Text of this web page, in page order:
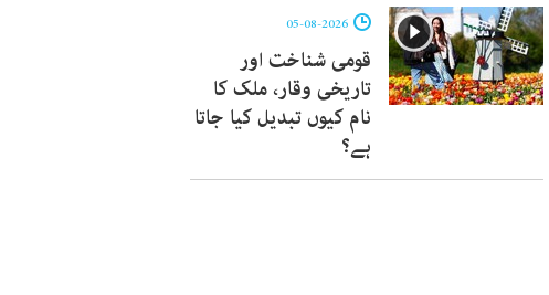
قومی شناخت اور
تاریخی وقار، ملک کا
نام کیوں تبدیل کیا جاتا
ہے؟